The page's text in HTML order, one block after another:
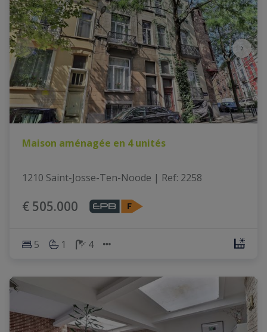
Maison aménagée en 4 unités
1210 Saint-Josse-Ten-Noode | Ref: 2258
€ 505.000
5 1 4